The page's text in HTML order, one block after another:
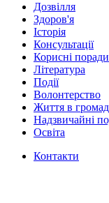
Дозвілля
Здоров'я
Історія
Консультації
Корисні поради
Література
Події
Волонтерство
Життя в
Надзвичайні
Освіта
Контакти